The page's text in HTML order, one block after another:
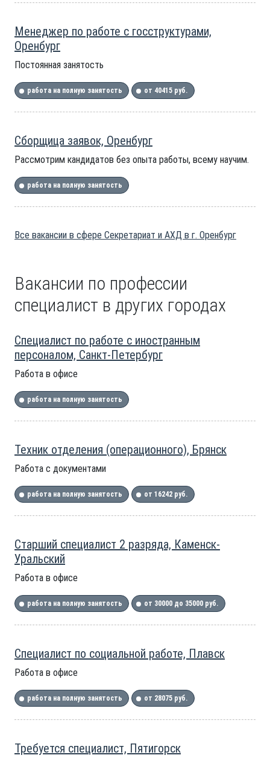
Менеджер по работе с госструктурами,
Оренбург
Постоянная занятость
работа на полную занятость от 40415 руб.
Сборщица заявок, Оренбург
Рассмотрим кандидатов без опыта работы, всему научим.
работа на полную занятость
Все вакансии в сфере Секретариат и АХД в г. Оренбург
Вакансии по профессии
специалист в других городах
Специалист по работе с иностранным
персоналом, Санкт-Петербург
Работа в офисе
работа на полную занятость
Техник отделения (операционного), Брянск
Работа с документами
работа на полную занятость от 16242 руб.
Старший специалист 2 разряда, Каменск-
Уральский
Работа в офисе
работа на полную занятость от 30000 до 35000 руб.
Специалист по социальной работе, Плавск
Работа в офисе
работа на полную занятость от 28075 руб.
Требуется специалист, Пятигорск